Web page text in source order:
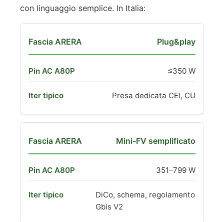
con linguaggio semplice. In Italia:
Plug&play
≤350 W
Presa dedicata CEI, CU
Mini-FV semplificato
351–799 W
DiCo, schema, regolamento
Gbis V2